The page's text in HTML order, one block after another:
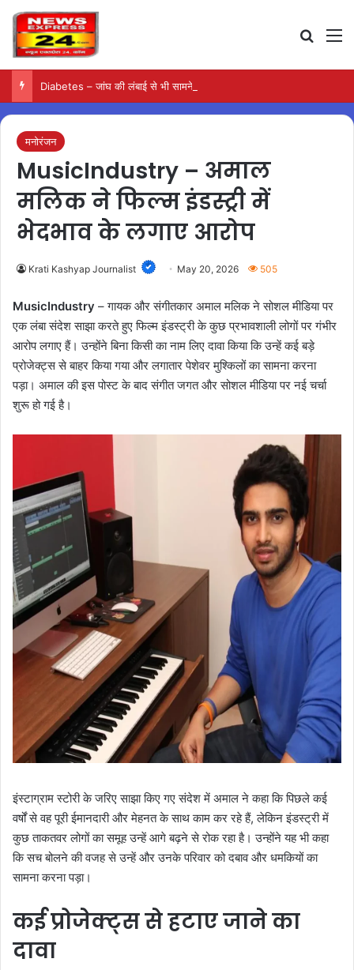
मनोरंजन
MusicIndustry – अमाल
मलिक ने फिल्म इंडस्ट्री में
भेदभाव के लगाए आरोप
Krati Kashyap Journalist May 20, 2026 505
MusicIndustry – गायक और संगीतकार अमाल मलिक ने सोशल मीडिया पर
एक लंबा संदेश साझा करते हुए फिल्म इंडस्ट्री के कुछ प्रभावशाली लोगों पर गंभीर
आरोप लगाए हैं। उन्होंने बिना किसी का नाम लिए दावा किया कि उन्हें कई बड़े
प्रोजेक्ट्स से बाहर किया गया और लगातार पेशेवर मुश्किलों का सामना करना
पड़ा। अमाल की इस पोस्ट के बाद संगीत जगत और सोशल मीडिया पर नई चर्चा
शुरू हो गई है।
इंस्टाग्राम स्टोरी के जरिए साझा किए गए संदेश में अमाल ने कहा कि पिछले कई
वर्षों से वह पूरी ईमानदारी और मेहनत के साथ काम कर रहे हैं, लेकिन इंडस्ट्री में
कुछ ताकतवर लोगों का समूह उन्हें आगे बढ़ने से रोक रहा है। उन्होंने यह भी कहा
कि सच बोलने की वजह से उन्हें और उनके परिवार को दबाव और धमकियों का
सामना करना पड़ा।
कई प्रोजेक्ट्स से हटाए जाने का
दावा